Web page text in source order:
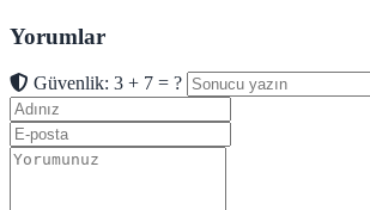
Yorumlar
Güvenlik: 3 + 7 = ?